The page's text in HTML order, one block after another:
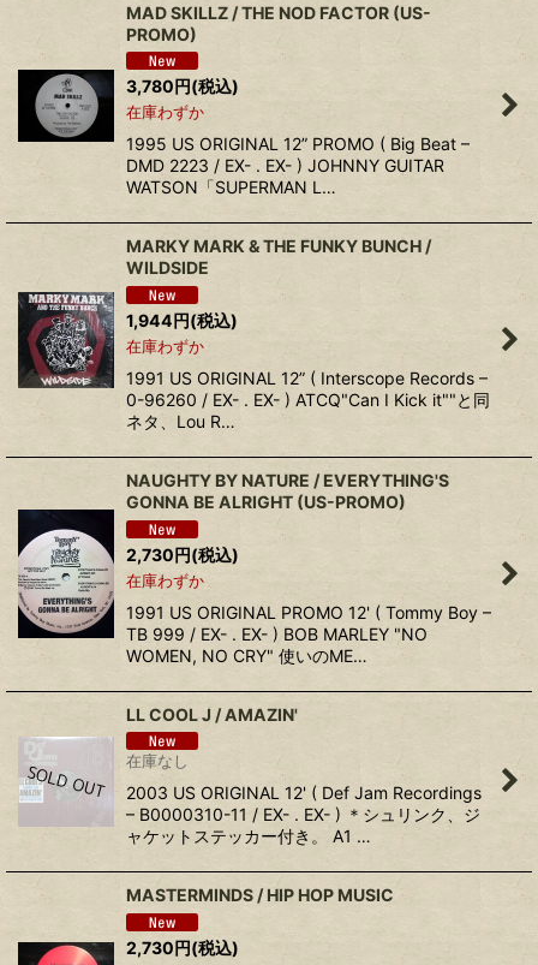
MAD SKILLZ / THE NOD FACTOR (US-
PROMO)
3,780円(税込)
在庫わずか
1995 US ORIGINAL 12” PROMO ( Big Beat –
DMD 2223 / EX- . EX- ) JOHNNY GUITAR
WATSON「SUPERMAN L…
MARKY MARK & THE FUNKY BUNCH /
WILDSIDE
1,944円(税込)
在庫わずか
1991 US ORIGINAL 12” ( Interscope Records –
0-96260 / EX- . EX- ) ATCQ"Can I Kick it""と同
ネタ、Lou R…
NAUGHTY BY NATURE / EVERYTHING'S
GONNA BE ALRIGHT (US-PROMO)
2,730円(税込)
在庫わずか
1991 US ORIGINAL PROMO 12' ( Tommy Boy –
TB 999 / EX- . EX- ) BOB MARLEY "NO
WOMEN, NO CRY" 使いのME…
LL COOL J / AMAZIN'
在庫なし
2003 US ORIGINAL 12' ( Def Jam Recordings
– B0000310-11 / EX- . EX- ) ＊シュリンク、ジ
ャケットステッカー付き。 A1 …
MASTERMINDS / HIP HOP MUSIC
2,730円(税込)